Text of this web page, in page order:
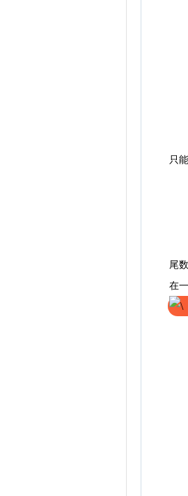
解
只
考
通
尾
在